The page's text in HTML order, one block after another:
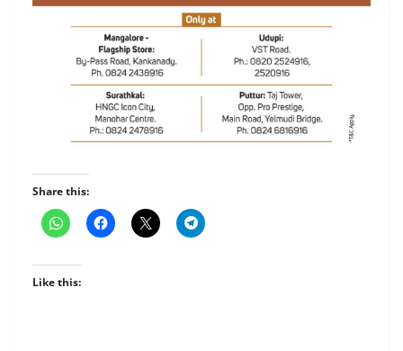
Share this:
Like this: